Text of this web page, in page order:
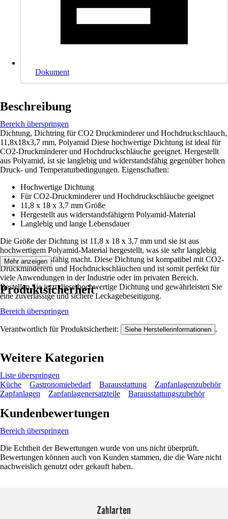
Dokument
Beschreibung
Bereich überspringen
Dichtung, Dichtring für CO2 Druckminderer und Hochdruckschlauch,
11,8x18x3,7 mm, Polyamid Diese hochwertige Dichtung ist ideal für
CO2-Druckminderer und Hochdruckschläuche geeignet. Hergestellt
aus Polyamid, ist sie langlebig und widerstandsfähig gegenüber hohen
Druck- und Temperaturbedingungen. Eigenschaften:
Hochwertige Dichtung
Für CO2-Druckminderer und Hochdruckschläuche geeignet
11,8 x 18 x 3,7 mm Größe
Hergestellt aus widerstandsfähigem Polyamid-Material
Langlebig und lange Lebensdauer
Die Größe der Dichtung ist 11,8 x 18 x 3,7 mm und sie ist aus
hochwertigem Polyamid-Material hergestellt, was sie sehr langlebig
und widerstandsfähig macht. Diese Dichtung ist kompatibel mit CO2-
Druckminderern und Hochdruckschläuchen und ist somit perfekt für
viele Anwendungen in der Industrie oder im privaten Bereich.
Bestellen Sie jetzt diese hochwertige Dichtung und gewährleisten Sie
eine zuverlässige und sichere Leckagebeseitigung.
Mehr anzeigen
Produktsicherheit
Bereich überspringen
Verantwortlich für Produktsicherheit: Siehe Herstellerinformationen .
Weitere Kategorien
Liste überspringen
Küche
Gastronomiebedarf Barausstattung
Zapfanlagenzubehör
Zapfanlagen
Zapfanlagenersatzteile Barausstattungszubehör
Kundenbewertungen
Bereich überspringen
Die Echtheit der Bewertungen wurde von uns nicht überprüft.
Bewertungen können auch von Kunden stammen, die die Ware nicht
nachweislich genutzt oder gekauft haben.
Zahlarten